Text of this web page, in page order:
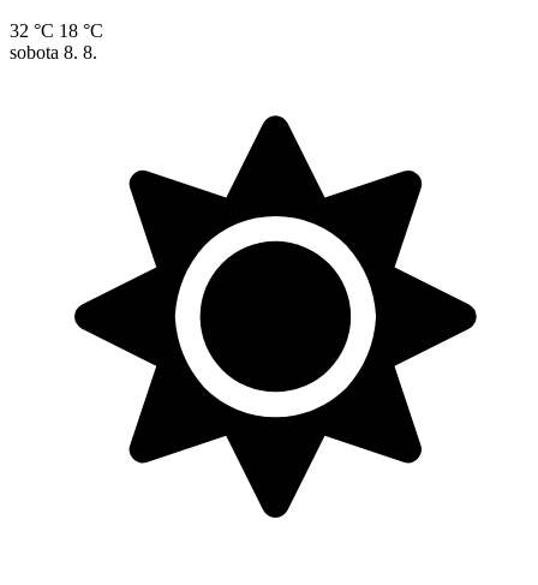
32 °C 18 °C
sobota 8. 8.